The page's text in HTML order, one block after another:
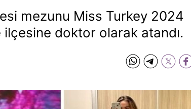
mezunu Miss Turkey 2024
ilçesine doktor olarak atandı.